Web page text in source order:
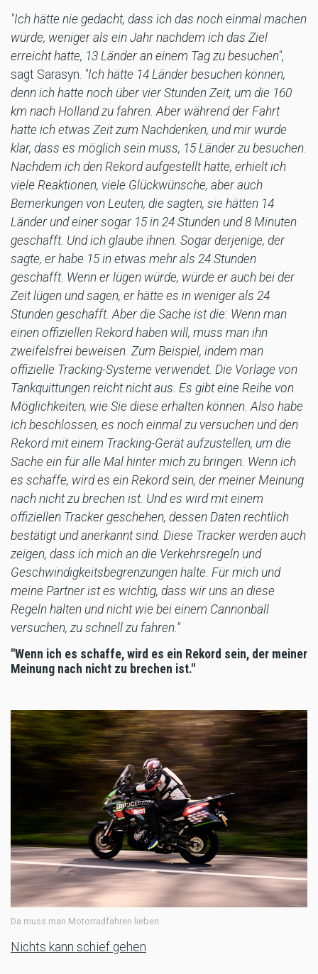
"Ich hätte nie gedacht, dass ich das noch einmal machen
würde, weniger als ein Jahr nachdem ich das Ziel
erreicht hatte, 13 Länder an einem Tag zu besuchen",
sagt Sarasyn. "Ich hätte 14 Länder besuchen können,
denn ich hatte noch über vier Stunden Zeit, um die 160
km nach Holland zu fahren. Aber während der Fahrt
hatte ich etwas Zeit zum Nachdenken, und mir wurde
klar, dass es möglich sein muss, 15 Länder zu besuchen.
Nachdem ich den Rekord aufgestellt hatte, erhielt ich
viele Reaktionen, viele Glückwünsche, aber auch
Bemerkungen von Leuten, die sagten, sie hätten 14
Länder und einer sogar 15 in 24 Stunden und 8 Minuten
geschafft. Und ich glaube ihnen. Sogar derjenige, der
sagte, er habe 15 in etwas mehr als 24 Stunden
geschafft. Wenn er lügen würde, würde er auch bei der
Zeit lügen und sagen, er hätte es in weniger als 24
Stunden geschafft. Aber die Sache ist die: Wenn man
einen offiziellen Rekord haben will, muss man ihn
zweifelsfrei beweisen. Zum Beispiel, indem man
offizielle Tracking-Systeme verwendet. Die Vorlage von
Tankquittungen reicht nicht aus. Es gibt eine Reihe von
Möglichkeiten, wie Sie diese erhalten können. Also habe
ich beschlossen, es noch einmal zu versuchen und den
Rekord mit einem Tracking-Gerät aufzustellen, um die
Sache ein für alle Mal hinter mich zu bringen. Wenn ich
es schaffe, wird es ein Rekord sein, der meiner Meinung
nach nicht zu brechen ist. Und es wird mit einem
offiziellen Tracker geschehen, dessen Daten rechtlich
bestätigt und anerkannt sind. Diese Tracker werden auch
zeigen, dass ich mich an die Verkehrsregeln und
Geschwindigkeitsbegrenzungen halte. Für mich und
meine Partner ist es wichtig, dass wir uns an diese
Regeln halten und nicht wie bei einem Cannonball
versuchen, zu schnell zu fahren."
"Wenn ich es schaffe, wird es ein Rekord sein, der meiner
Meinung nach nicht zu brechen ist."
Da muss man Motorradfahren lieben
Nichts kann schief gehen